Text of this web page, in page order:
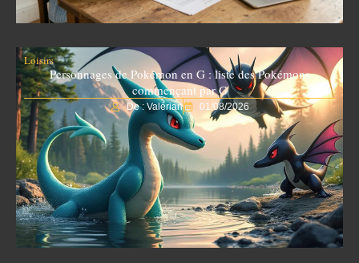
Loisirs
Personnages de Pokémon en G : liste des Pokémons
commençant par G
De : Valérian 01/08/2026